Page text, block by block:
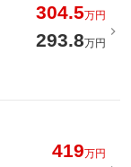
304.5万円
293.8万円
419万円